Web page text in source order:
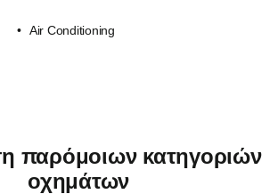
Air Conditioning
παρόμοιων κατηγοριών
οχημάτων